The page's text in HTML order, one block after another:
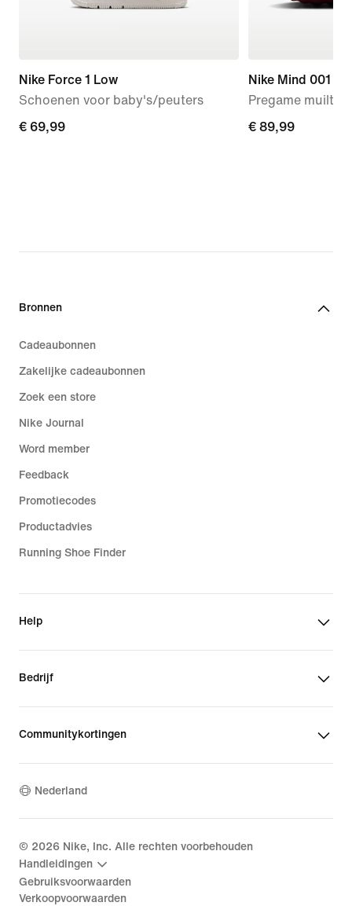
Nike Force 1 Low
Schoenen voor baby's/peuters
€ 69,99
€ 69,99
Nike Mind 001
Pregame
€ 89,99
€ 89,99
Bronnen
Cadeaubonnen
Zakelijke cadeaubonnen
Zoek een store
Nike Journal
Word member
Feedback
Promotiecodes
Productadvies
Running Shoe Finder
Help
Bedrijf
Communitykortingen
Nederland
© 2026 Nike, Inc. Alle rechten voorbehouden
Handleidingen
Gebruiksvoorwaarden
Verkoopvoorwaarden